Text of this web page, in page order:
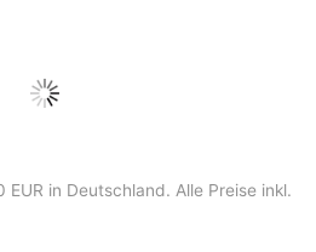
in Deutschland. Alle Preise inkl.